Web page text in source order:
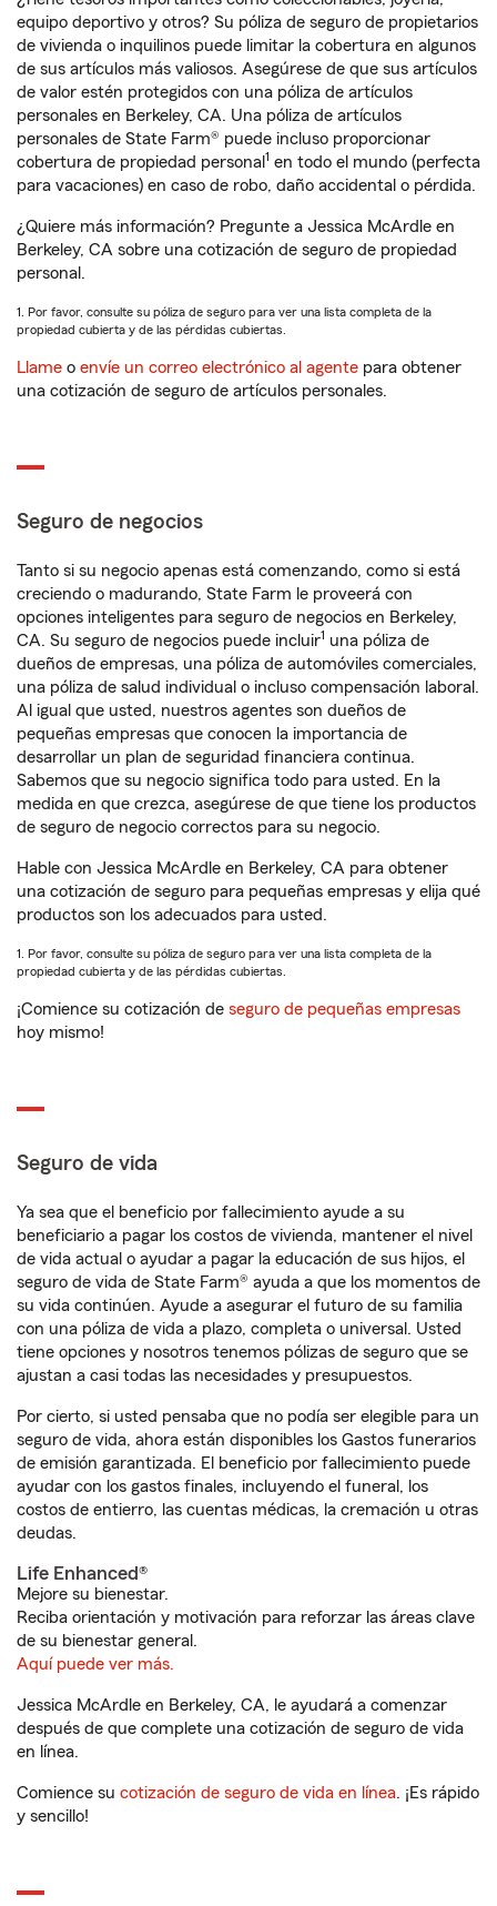
equipo deportivo y otros? Su póliza de seguro de propietarios
de vivienda o inquilinos puede limitar la cobertura en algunos
de sus artículos más valiosos. Asegúrese de que sus artículos
de valor estén protegidos con una póliza de artículos
personales en Berkeley, CA. Una póliza de artículos
personales de State Farm® puede incluso proporcionar
cobertura de propiedad personal 1 en todo el mundo (perfecta
para vacaciones) en caso de robo, daño accidental o pérdida.
¿Quiere más información? Pregunte a Jessica McArdle en
Berkeley, CA sobre una cotización de seguro de propiedad
personal.
1. Por favor, consulte su póliza de seguro para ver una lista completa de la
propiedad cubierta y de las pérdidas cubiertas.
Llame o envíe un correo electrónico al agente para obtener
una cotización de seguro de artículos personales.
Seguro de negocios
Tanto si su negocio apenas está comenzando, como si está
creciendo o madurando, State Farm le proveerá con
opciones inteligentes para seguro de negocios en Berkeley,
CA. Su seguro de negocios puede incluir1 una póliza de
dueños de empresas, una póliza de automóviles comerciales,
una póliza de salud individual o incluso compensación laboral.
Al igual que usted, nuestros agentes son dueños de
pequeñas empresas que conocen la importancia de
desarrollar un plan de seguridad financiera continua.
Sabemos que su negocio significa todo para usted. En la
medida en que crezca, asegúrese de que tiene los productos
de seguro de negocio correctos para su negocio.
Hable con Jessica McArdle en Berkeley, CA para obtener
una cotización de seguro para pequeñas empresas y elija qué
productos son los adecuados para usted.
1. Por favor, consulte su póliza de seguro para ver una lista completa de la
propiedad cubierta y de las pérdidas cubiertas.
¡Comience su cotización de seguro de pequeñas empresas
hoy mismo!
Seguro de vida
Ya sea que el beneficio por fallecimiento ayude a su
beneficiario a pagar los costos de vivienda, mantener el nivel
de vida actual o ayudar a pagar la educación de sus hijos, el
seguro de vida de State Farm® ayuda a que los momentos de
su vida continúen. Ayude a asegurar el futuro de su familia
con una póliza de vida a plazo, completa o universal. Usted
tiene opciones y nosotros tenemos pólizas de seguro que se
ajustan a casi todas las necesidades y presupuestos.
Por cierto, si usted pensaba que no podía ser elegible para un
seguro de vida, ahora están disponibles los Gastos funerarios
de emisión garantizada. El beneficio por fallecimiento puede
ayudar con los gastos finales, incluyendo el funeral, los
costos de entierro, las cuentas médicas, la cremación u otras
deudas.
Life Enhanced®
Mejore su bienestar.
Reciba orientación y motivación para reforzar las áreas clave
de su bienestar general.
Aquí puede ver más.
Jessica McArdle en Berkeley, CA, le ayudará a comenzar
después de que complete una cotización de seguro de vida
en línea.
Comience su cotización de seguro de vida en línea. ¡Es rápido
y sencillo!